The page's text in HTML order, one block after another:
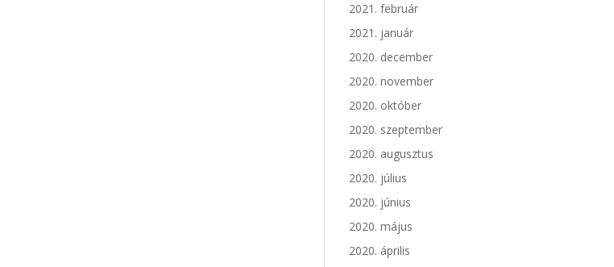
2021. február
2021. január
2020. december
2020. november
2020. október
2020. szeptember
2020. augusztus
2020. július
2020. június
2020. május
2020. április